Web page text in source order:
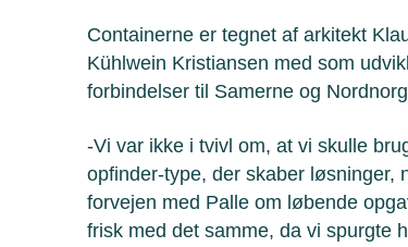
Containerne er tegnet af arkitekt
Kühlwein Kristiansen med som
forbindelser til Samerne og
-Vi var ikke i tvivl om, at vi skulle
opfinder-type, der skaber løsninger,
forvejen med Palle om løbende
frisk med det samme, da vi spurgte